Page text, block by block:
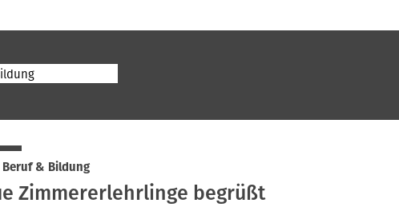
Beruf & Bildung
Zimmererlehrlinge begrüßt